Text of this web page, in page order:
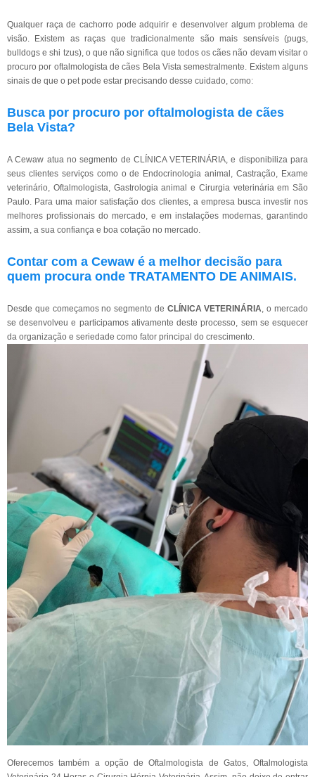
Qualquer raça de cachorro pode adquirir e desenvolver algum problema de
visão. Existem as raças que tradicionalmente são mais sensíveis (pugs,
bulldogs e shi tzus), o que não significa que todos os cães não devam visitar o
procuro por oftalmologista de cães Bela Vista semestralmente. Existem alguns
sinais de que o pet pode estar precisando desse cuidado, como:
Busca por procuro por oftalmologista de cães
Bela Vista?
A Cewaw atua no segmento de CLÍNICA VETERINÁRIA, e disponibiliza para
seus clientes serviços como o de Endocrinologia animal, Castração, Exame
veterinário, Oftalmologista, Gastrologia animal e Cirurgia veterinária em São
Paulo. Para uma maior satisfação dos clientes, a empresa busca investir nos
melhores profissionais do mercado, e em instalações modernas, garantindo
assim, a sua confiança e boa cotação no mercado.
Contar com a Cewaw é a melhor decisão para
quem procura onde TRATAMENTO DE ANIMAIS.
Desde que começamos no segmento de CLÍNICA VETERINÁRIA, o mercado
se desenvolveu e participamos ativamente deste processo, sem se esquecer
da organização e seriedade como fator principal do crescimento.
Oferecemos também a opção de Oftalmologista de Gatos, Oftalmologista